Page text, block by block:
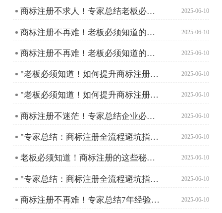
商标注册不求人！专家总结老板必知的避坑指南 2025-06-10
商标注册不再难！老板必须知道的高效注册方法 2025-06-10
商标注册不再难！老板必须知道的高效注册方法 2025-06-10
"老板必须知道！如何提升商标注册成功率？" 2025-06-10
"老板必须知道！如何提升商标注册成功率？" 2025-06-10
商标注册不迷茫！专家总结企业必备指南 2025-06-10
"专家总结：商标注册全流程避坑指南，提升成功率的秘密武器" 2025-06-10
老板必须知道！商标注册的这些秘密让你少走弯路 2025-06-10
"专家总结：商标注册全流程避坑指南与成功率提升秘籍" 2025-06-10
商标注册不再难！专家总结7年经验助你轻松搞定！ 2025-06-10